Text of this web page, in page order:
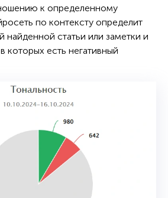
к определенному
по контексту определит
найденной статьи или заметки и
которых есть негативный